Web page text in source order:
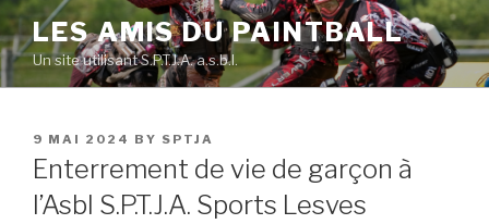
Skip
to
content
LES AMIS DU PAINTBALL
Un site utilisant S.P.T.J.A. a.s.b.l.
POSTED
ON
9 MAI 2024 BY SPTJA
Enterrement de vie de garçon à
l’Asbl S.P.T.J.A. Sports Lesves